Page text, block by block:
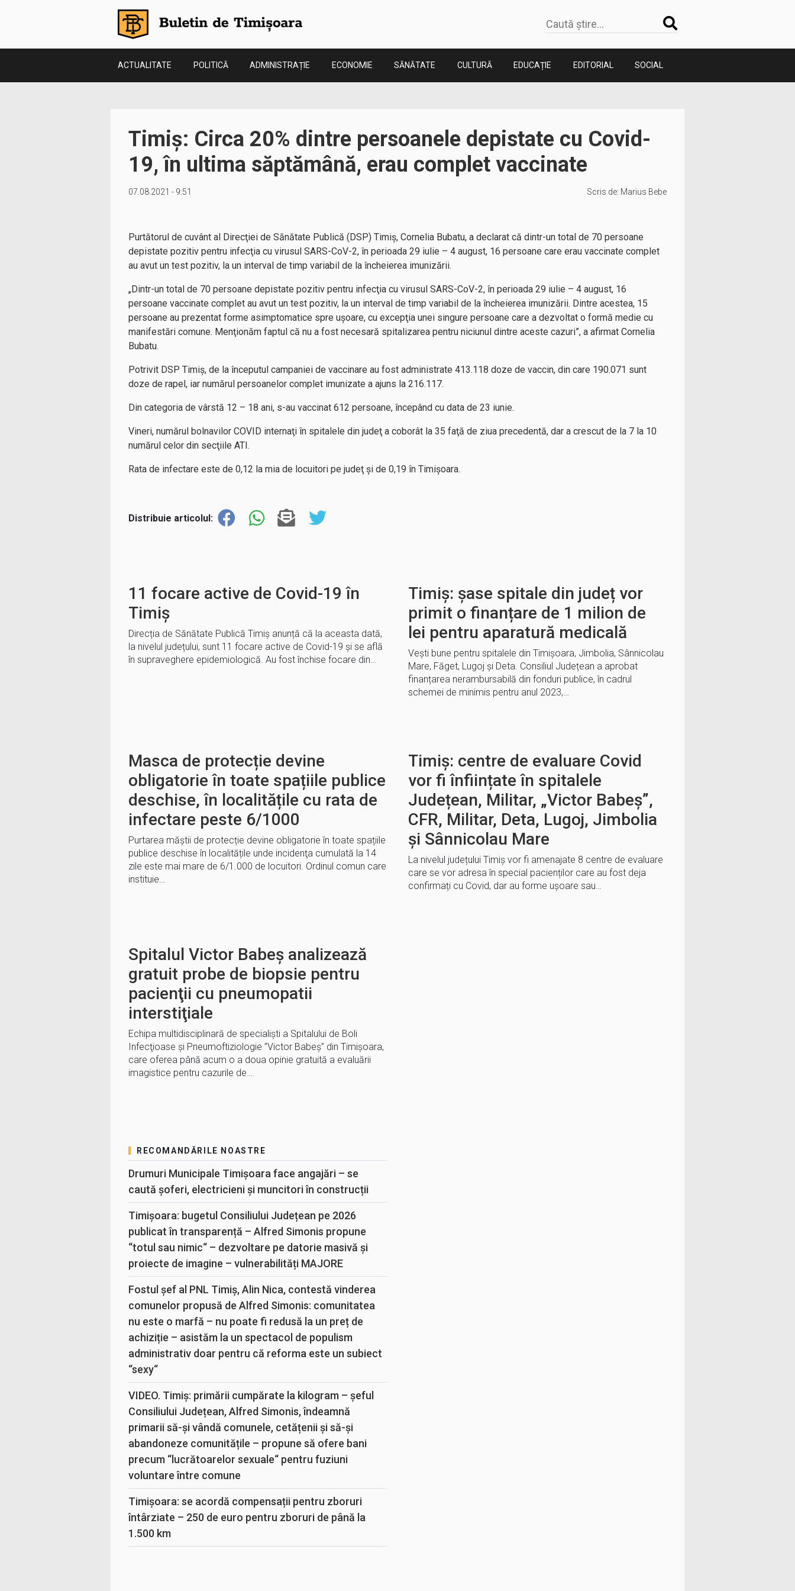
ACTUALITATE POLITICĂ ADMINISTRAȚIE ECONOMIE SĂNĂTATE CULTURĂ EDUCAȚIE EDITORIAL SOCIAL
Timiş: Circa 20% dintre persoanele depistate cu Covid-
19, în ultima săptămână, erau complet vaccinate
07.08.2021 - 9:51 Scris de: Marius Bebe
Purtătorul de cuvânt al Direcţiei de Sănătate Publică (DSP) Timiş, Cornelia Bubatu, a declarat că dintr-un total de 70 persoane
depistate pozitiv pentru infecţia cu virusul SARS-CoV-2, în perioada 29 iulie – 4 august, 16 persoane care erau vaccinate complet
au avut un test pozitiv, la un interval de timp variabil de la încheierea imunizării.
„Dintr-un total de 70 persoane depistate pozitiv pentru infecţia cu virusul SARS-CoV-2, în perioada 29 iulie – 4 august, 16
persoane vaccinate complet au avut un test pozitiv, la un interval de timp variabil de la încheierea imunizării. Dintre acestea, 15
persoane au prezentat forme asimptomatice spre uşoare, cu excepţia unei singure persoane care a dezvoltat o formă medie cu
manifestări comune. Menţionăm faptul că nu a fost necesară spitalizarea pentru niciunul dintre aceste cazuri”, a afirmat Cornelia
Bubatu.
Potrivit DSP Timiş, de la începutul campaniei de vaccinare au fost administrate 413.118 doze de vaccin, din care 190.071 sunt
doze de rapel, iar numărul persoanelor complet imunizate a ajuns la 216.117.
Din categoria de vârstă 12 – 18 ani, s-au vaccinat 612 persoane, începând cu data de 23 iunie.
Vineri, numărul bolnavilor COVID internaţi în spitalele din judeţ a coborât la 35 faţă de ziua precedentă, dar a crescut de la 7 la 10
numărul celor din secţiile ATI.
Rata de infectare este de 0,12 la mia de locuitori pe judeţ şi de 0,19 în Timişoara.
Distribuie articolul:
11 focare active de Covid-19 în
Timiș
Direcția de Sănătate Publică Timiș anunță că la aceasta dată,
la nivelul județului, sunt 11 focare active de Covid-19 și se află
în supraveghere epidemiologică. Au fost închise focare din…
Timiș: șase spitale din județ vor
primit o finanțare de 1 milion de
lei pentru aparatură medicală
Vești bune pentru spitalele din Timișoara, Jimbolia, Sânnicolau
Mare, Făget, Lugoj și Deta. Consiliul Județean a aprobat
finanțarea nerambursabilă din fonduri publice, în cadrul
schemei de minimis pentru anul 2023,…
Masca de protecție devine
obligatorie în toate spațiile publice
deschise, în localitățile cu rata de
infectare peste 6/1000
Purtarea măștii de protecție devine obligatorie în toate spațiile
publice deschise în localitățile unde incidenţa cumulată la 14
zile este mai mare de 6/1.000 de locuitori. Ordinul comun care
instituie…
Timiș: centre de evaluare Covid
vor fi înființate în spitalele
Județean, Militar, „Victor Babeș”,
CFR, Militar, Deta, Lugoj, Jimbolia
și Sânnicolau Mare
La nivelul județului Timiș vor fi amenajate 8 centre de evaluare
care se vor adresa în special pacienților care au fost deja
confirmați cu Covid, dar au forme ușoare sau…
Spitalul Victor Babeș analizează
gratuit probe de biopsie pentru
pacienţii cu pneumopatii
interstiţiale
Echipa multidisciplinară de specialişti a Spitalului de Boli
Infecţioase şi Pneumoftiziologie ”Victor Babeş” din Timişoara,
care oferea până acum o a doua opinie gratuită a evaluării
imagistice pentru cazurile de…
RECOMANDĂRILE NOASTRE
Drumuri Municipale Timișoara face angajări – se
caută șoferi, electricieni și muncitori în construcții
Timișoara: bugetul Consiliului Județean pe 2026
publicat în transparență – Alfred Simonis propune
“totul sau nimic“ – dezvoltare pe datorie masivă și
proiecte de imagine – vulnerabilități MAJORE
Fostul șef al PNL Timiș, Alin Nica, contestă vinderea
comunelor propusă de Alfred Simonis: comunitatea
nu este o marfă – nu poate fi redusă la un preț de
achiziție – asistăm la un spectacol de populism
administrativ doar pentru că reforma este un subiect
“sexy“
VIDEO. Timiș: primării cumpărate la kilogram – șeful
Consiliului Județean, Alfred Simonis, îndeamnă
primarii să-și vândă comunele, cetățenii și să-și
abandoneze comunitățile – propune să ofere bani
precum “lucrătoarelor sexuale“ pentru fuziuni
voluntare între comune
Timișoara: se acordă compensații pentru zboruri
întârziate – 250 de euro pentru zboruri de până la
1.500 km